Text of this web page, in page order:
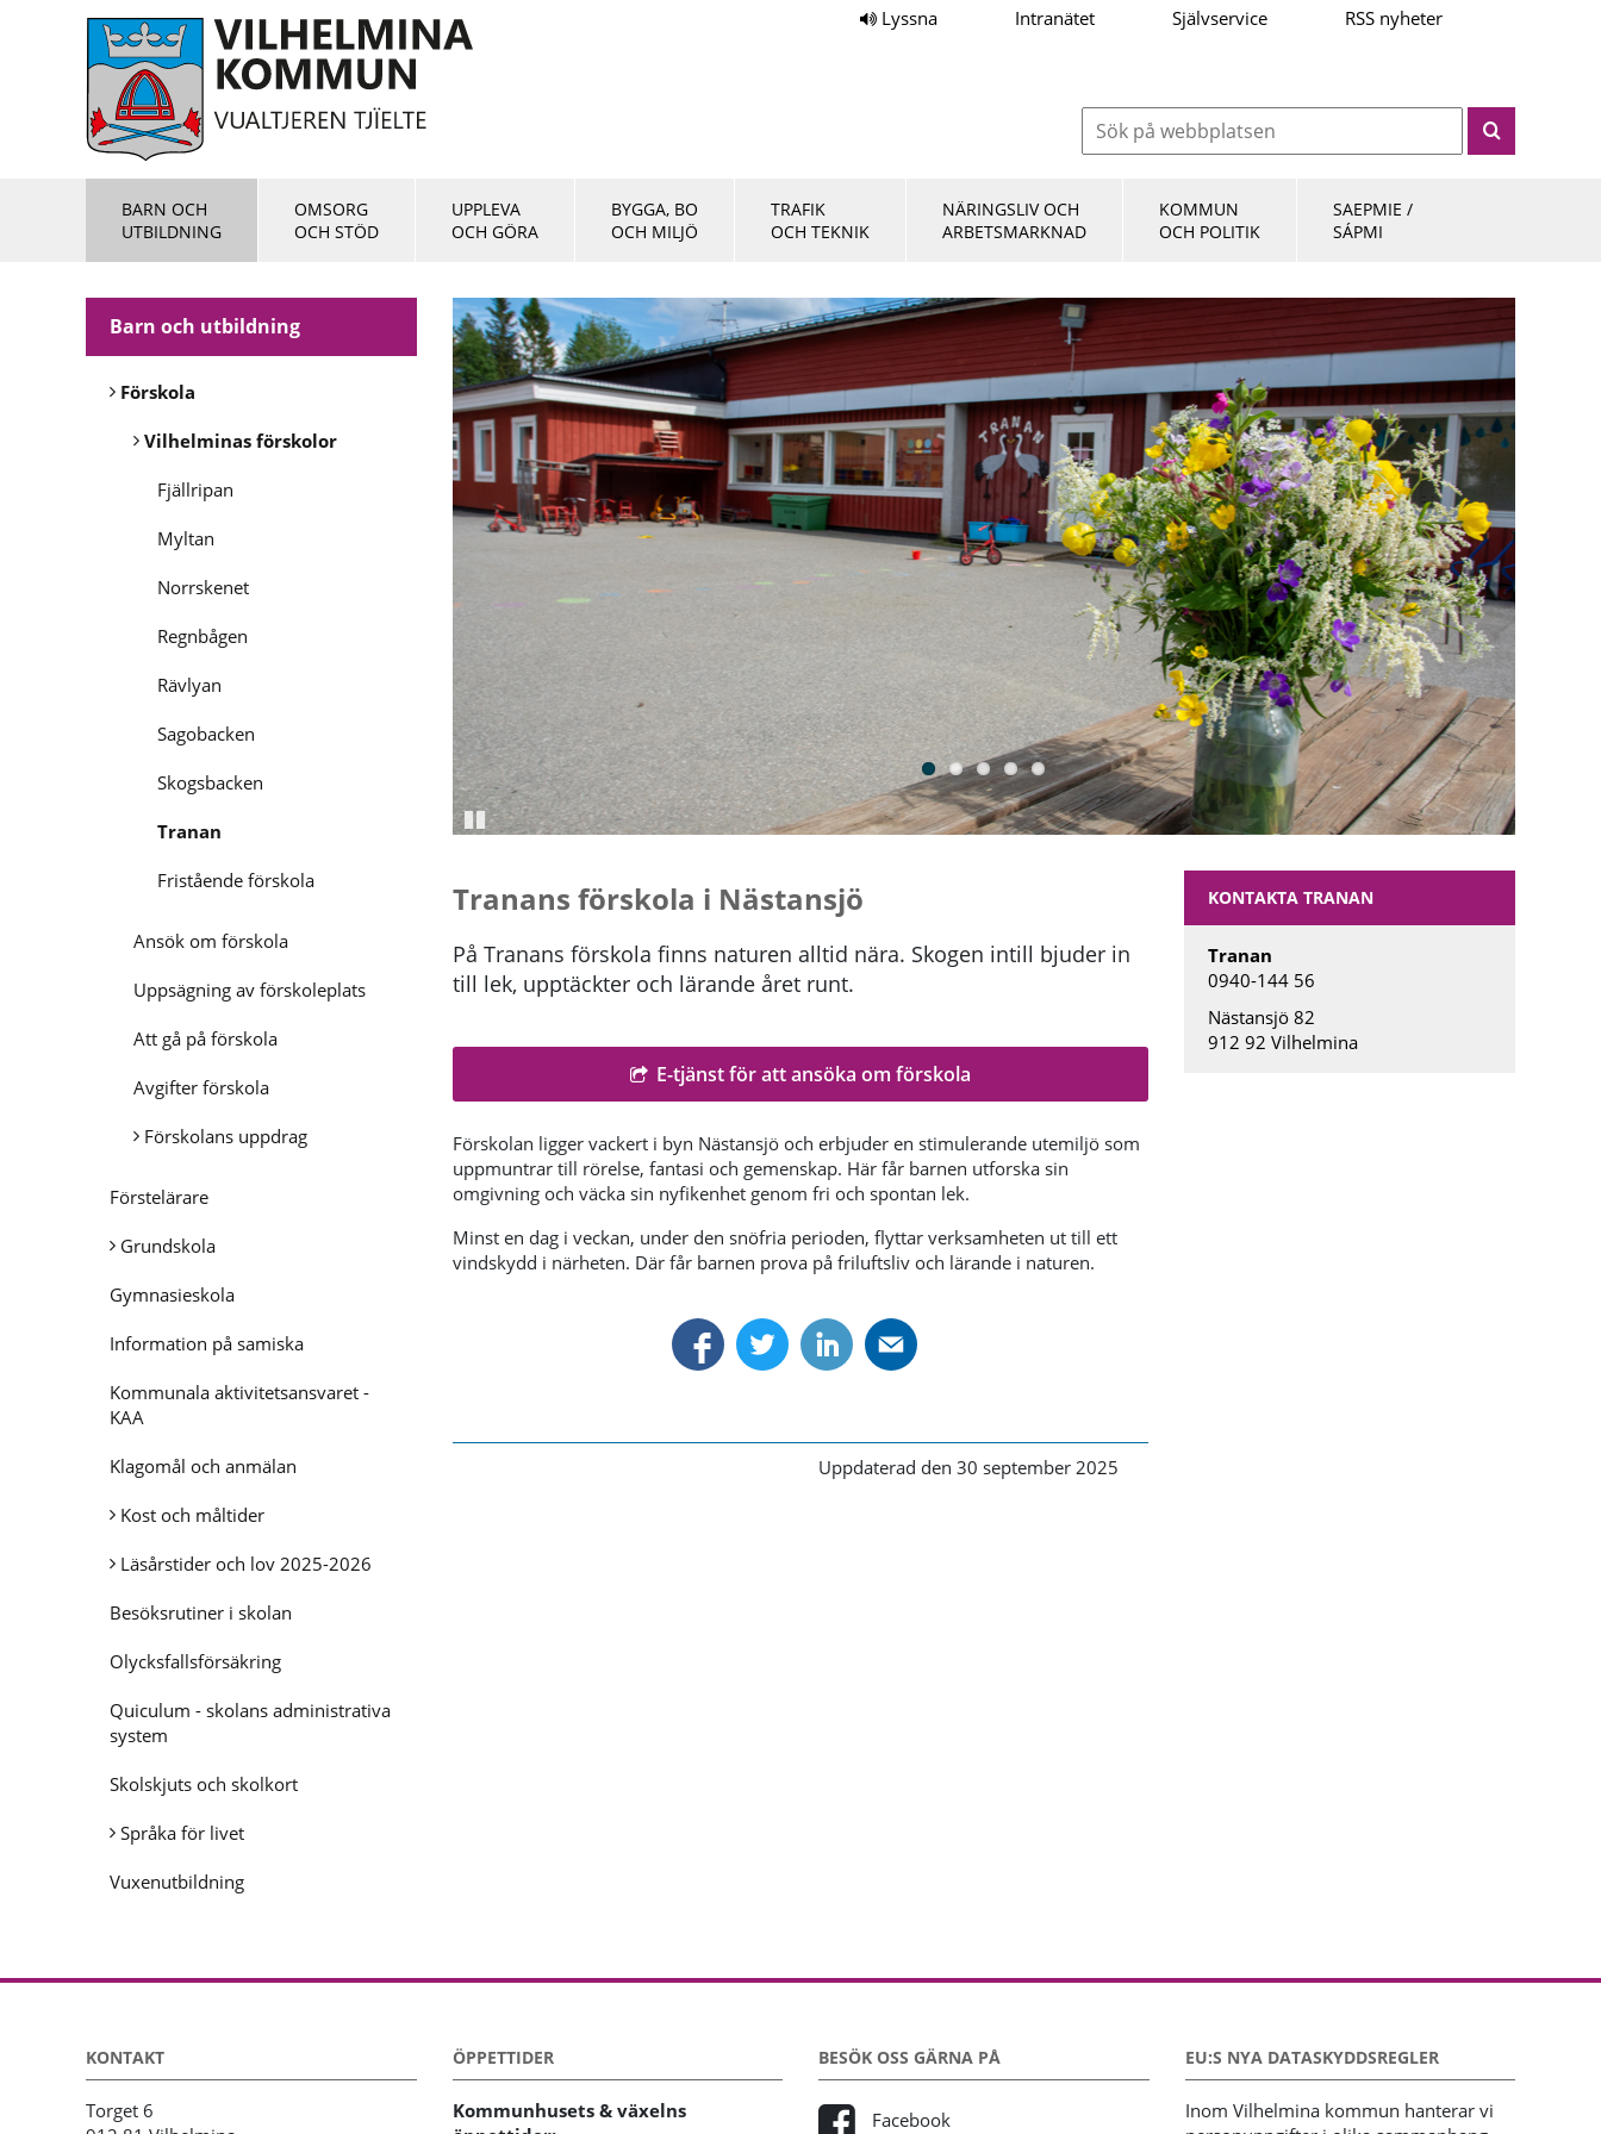
Lyssna Intranätet Självservice RSS nyheter
BARN OCH
UTBILDNING
OMSORG
OCH STÖD
UPPLEVA
OCH GÖRA
BYGGA, BO
OCH MILJÖ
TRAFIK
OCH TEKNIK
NÄRINGSLIV OCH
ARBETSMARKNAD
KOMMUN
OCH POLITIK
SAEPMIE /
SÁPMI
Barn och utbildning
Förskola
Vilhelminas förskolor
Fjällripan
Myltan
Norrskenet
Regnbågen
Rävlyan
Sagobacken
Skogsbacken
Tranan
Fristående förskola
Ansök om förskola
Uppsägning av förskoleplats
Att gå på förskola
Avgifter förskola
Förskolans uppdrag
Förstelärare
Grundskola
Gymnasieskola
Information på samiska
Kommunala aktivitetsansvaret -
KAA
Klagomål och anmälan
Kost och måltider
Läsårstider och lov 2025-2026
Besöksrutiner i skolan
Olycksfallsförsäkring
Quiculum - skolans administrativa
system
Skolskjuts och skolkort
Språka för livet
Vuxenutbildning
Tranans förskola i Nästansjö
På Tranans förskola finns naturen alltid nära. Skogen intill bjuder in
till lek, upptäckter och lärande året runt.
E-tjänst för att ansöka om förskola
Förskolan ligger vackert i byn Nästansjö och erbjuder en stimulerande utemiljö som
uppmuntrar till rörelse, fantasi och gemenskap. Här får barnen utforska sin
omgivning och väcka sin nyfikenhet genom fri och spontan lek.
Minst en dag i veckan, under den snöfria perioden, flyttar verksamheten ut till ett
vindskydd i närheten. Där får barnen prova på friluftsliv och lärande i naturen.
Uppdaterad den 30 september 2025
KONTAKTA TRANAN
Tranan
0940-144 56
Nästansjö 82
912 92 Vilhelmina
KONTAKT
Torget 6
ÖPPETTIDER
Kommunhusets & växelns
BESÖK OSS GÄRNA PÅ
Facebook
EU:S NYA DATASKYDDSREGLER
Inom Vilhelmina kommun hanterar vi